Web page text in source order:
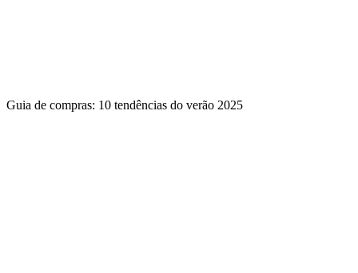
Guia de compras: 10 tendências do verão 2025